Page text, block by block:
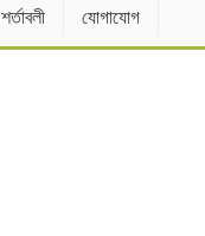
শর্তাবলী যোগাযোগ